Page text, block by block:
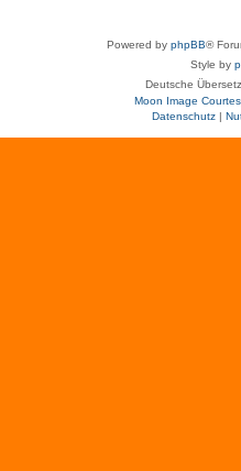
Powered by phpBB®
Style by
Deutsche
Moon Image
Datenschutz|